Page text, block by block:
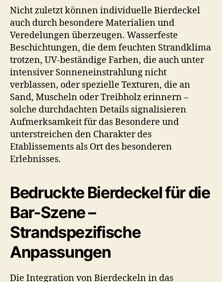
Nicht zuletzt können individuelle Bierdeckel
auch durch besondere Materialien und
Veredelungen überzeugen. Wasserfeste
Beschichtungen, die dem feuchten Strandklima
trotzen, UV-beständige Farben, die auch unter
intensiver Sonneneinstrahlung nicht
verblassen, oder spezielle Texturen, die an
Sand, Muscheln oder Treibholz erinnern –
solche durchdachten Details signalisieren
Aufmerksamkeit für das Besondere und
unterstreichen den Charakter des
Etablissements als Ort des besonderen
Erlebnisses.
Bedruckte Bierdeckel für die
Bar-Szene –
Strandspezifische
Anpassungen
Die Integration von Bierdeckeln in das